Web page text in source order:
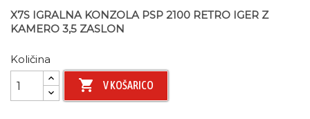
X7S IGRALNA KONZOLA PSP 2100 RETRO IGER Z
KAMERO 3,5 ZASLON
Količina
 V KOŠARICO